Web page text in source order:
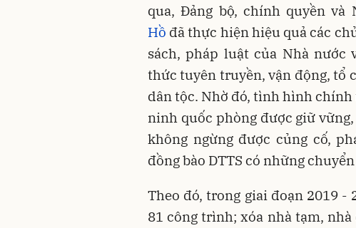
qua, Đảng bộ, chính quyền và
Hồ đã thực hiện hiệu quả các
sách, pháp luật của Nhà nước
thức tuyên truyền, vận động, tổ
dân tộc. Nhờ đó, tình hình
ninh quốc phòng được giữ
không ngừng được củng cố,
đồng bào DTTS có những
Theo đó, trong giai đoạn 2019 -
81 công trình; xóa nhà tạm,